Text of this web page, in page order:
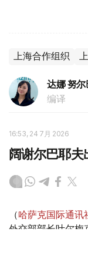
上海合作组织
达娜 努尔
编译
16:53, 24 7月 2026
阔谢尔巴耶夫
（哈萨克国际通讯
外交部部长叶尔梅